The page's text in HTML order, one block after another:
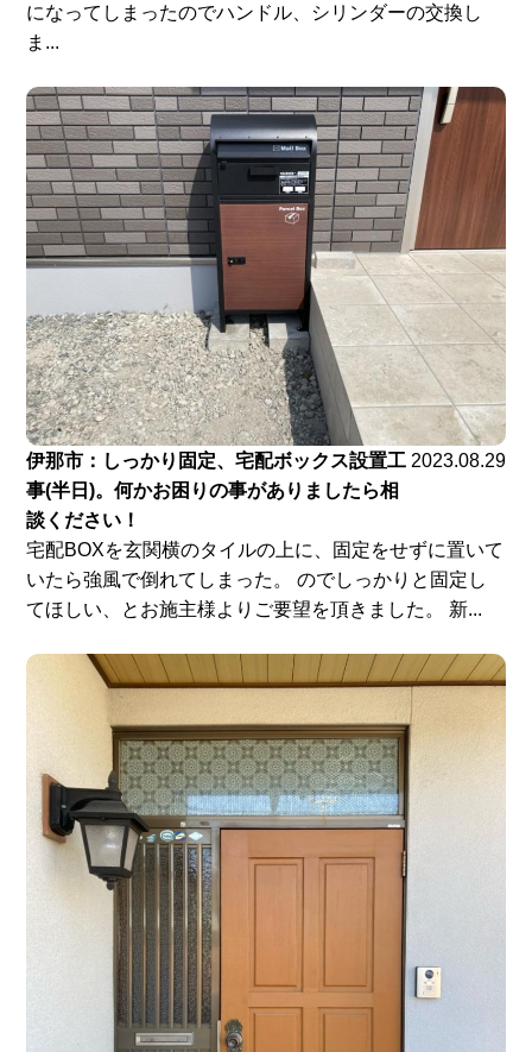
になってしまったのでハンドル、シリンダーの交換し
ま...
伊那市：しっかり固定、宅配ボックス設置工
事(半日)。何かお困りの事がありましたら相
談ください！
2023.08.29
宅配BOXを玄関横のタイルの上に、固定をせずに置いて
いたら強風で倒れてしまった。 のでしっかりと固定し
てほしい、とお施主様よりご要望を頂きました。 新...